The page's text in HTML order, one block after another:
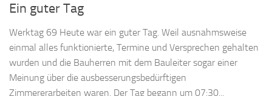
Ein guter Tag
Werktag 69 Heute war ein guter Tag. Weil ausnahmsweise
einmal alles funktionierte, Termine und Versprechen gehalten
wurden und die Bauherren mit dem Bauleiter sogar einer
Meinung über die ausbesserungsbedürftigen
Zimmererarbeiten waren. Der Tag begann um 07:30...